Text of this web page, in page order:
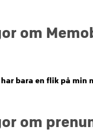
om
bara en flik på min
om